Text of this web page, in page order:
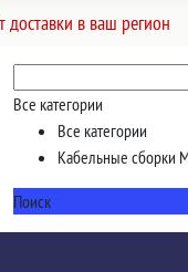
доставки в ваш регион
Все категории
Все категории
Кабельные сборки
Поиск